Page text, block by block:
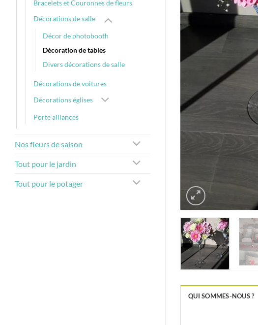
Bracelets et Couronnes de fleurs
Décorations de salle
Décor de photobooth
Décoration de tables
Divers décorations de salle
Décorations de voitures
Décorations églises
Porte alliances
Nos fleurs de saison
Tout pour le jardin
Tout pour le potager
QUI SOMMES-NOUS ?